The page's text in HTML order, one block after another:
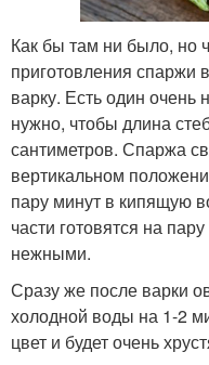
Как бы там ни было, но
приготовления
варку. Есть один
нужно, чтобы длина
сантиметров. Спаржа
вертикальном
пару минут в кипящую
части готовятся на
нежными.
Сразу же после варки
холодной воды на 1-2
цвет и будет очень